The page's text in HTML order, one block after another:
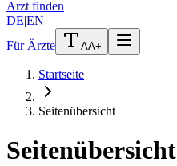
Arzt finden
DE|EN
Für Ärzte
AA+
Startseite
Seitenübersicht
Seitenübersicht